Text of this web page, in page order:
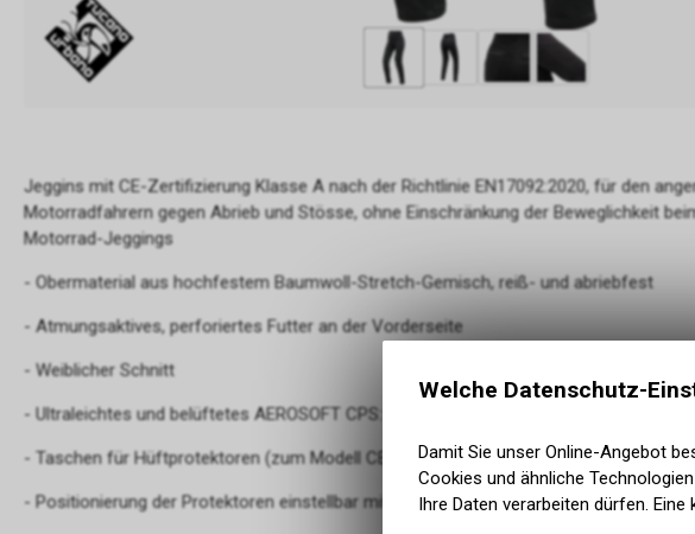
Jeggins mit CE-Zertifizierung Klasse A nach der Richtlinie EN17092:2020, für den
Motorradfahrern gegen Abrieb und Stösse, ohne Einschränkung der Beweglichkeit
Motorrad-Jeggings
- Obermaterial aus hochfestem Baumwoll-Stretch-Gemisch, reiß- und abriebfest
- Atmungsaktives, perforiertes Futter an der Vorderseite
- Weiblicher Schnitt
- Ultraleichtes und belüftetes AEROSOFT CPS: CE-Protektoren Stufe 1 auf den Knien
- Taschen für Hüftprotektoren (zum Modell CE D3O® Level 1 Code 8008 kompatibel,
- Positionierung der Protektoren einstellbar mit Klettverschluss
Welche Datenschutz-
Damit Sie unser Online-Angebot
Cookies und ähnliche
Ihre Daten verarbeiten dürfen.